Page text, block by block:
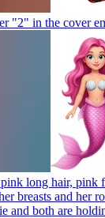
"2" in the cover
long hair, pink
breasts and her
and both are